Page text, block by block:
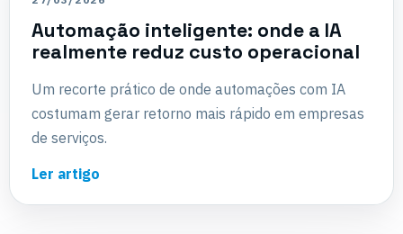
Automação inteligente: onde a IA
realmente reduz custo operacional
Um recorte prático de onde automações com IA
costumam gerar retorno mais rápido em empresas
de serviços.
Ler artigo